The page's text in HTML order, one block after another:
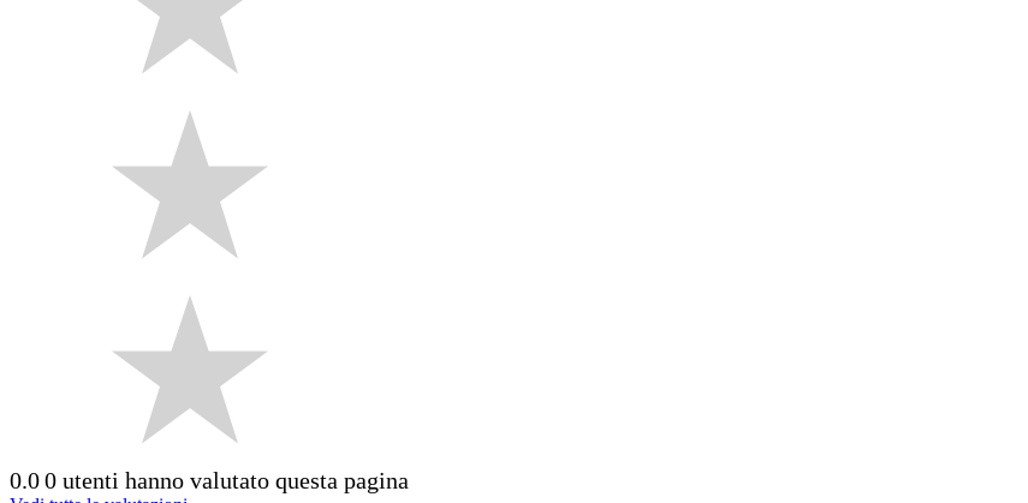
0.00 utenti hanno valutato questa pagina